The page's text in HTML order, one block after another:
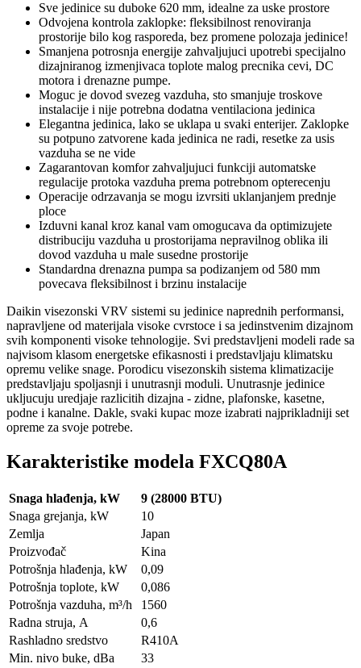
Sve jedinice su duboke 620 mm, idealne za uske prostore
Odvojena kontrola zaklopke: fleksibilnost renoviranja
prostorije bilo kog rasporeda, bez promene polozaja jedinice!
Smanjena potrosnja energije zahvaljujuci upotrebi specijalno
dizajniranog izmenjivaca toplote malog precnika cevi, DC
motora i drenazne pumpe.
Moguc je dovod svezeg vazduha, sto smanjuje troskove
instalacije i nije potrebna dodatna ventilaciona jedinica
Elegantna jedinica, lako se uklapa u svaki enterijer. Zaklopke
su potpuno zatvorene kada jedinica ne radi, resetke za usis
vazduha se ne vide
Zagarantovan komfor zahvaljujuci funkciji automatske
regulacije protoka vazduha prema potrebnom opterecenju
Operacije odrzavanja se mogu izvrsiti uklanjanjem prednje
ploce
Izduvni kanal kroz kanal vam omogucava da optimizujete
distribuciju vazduha u prostorijama nepravilnog oblika ili
dovod vazduha u male susedne prostorije
Standardna drenazna pumpa sa podizanjem od 580 mm
povecava fleksibilnost i brzinu instalacije
Daikin visezonski VRV sistemi su jedinice naprednih performansi,
napravljene od materijala visoke cvrstoce i sa jedinstvenim dizajnom
svih komponenti visoke tehnologije. Svi predstavljeni modeli rade sa
najvisom klasom energetske efikasnosti i predstavljaju klimatsku
opremu velike snage. Porodicu visezonskih sistema klimatizacije
predstavljaju spoljasnji i unutrasnji moduli. Unutrasnje jedinice
ukljucuju uredjaje razlicitih dizajna - zidne, plafonske, kasetne,
podne i kanalne. Dakle, svaki kupac moze izabrati najprikladniji set
opreme za svoje potrebe.
Karakteristike modela FXCQ80A
Snaga hlađenja, kW
9 (28000 BTU)
Snaga grejanja, kW
10
Zemlja
Japan
Proizvođač
Kina
Potrošnja hlađenja, kW
0,09
Potrošnja toplote, kW
0,086
Potrošnja vazduha, m³/h
1560
Radna struja, А
0,6
Rashladno sredstvo
R410A
Min. nivo buke, dBa
33